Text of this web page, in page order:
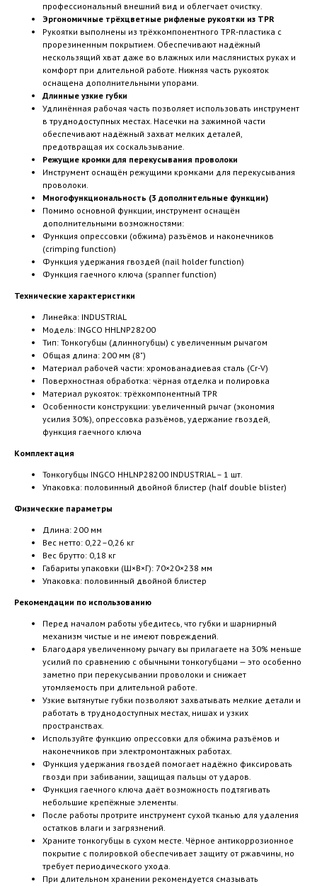
профессиональный внешний вид и облегчает очистку.
Эргономичные трёхцветные рифленые рукоятки из TPR
Рукоятки выполнены из трёхкомпонентного TPR-пластика с
прорезиненным покрытием. Обеспечивают надёжный
нескользящий хват даже во влажных или маслянистых руках и
комфорт при длительной работе. Нижняя часть рукояток
оснащена дополнительными упорами.
Длинные узкие губки
Удлинённая рабочая часть позволяет использовать инструмент
в труднодоступных местах. Насечки на зажимной части
обеспечивают надёжный захват мелких деталей,
предотвращая их соскальзывание.
Режущие кромки для перекусывания проволоки
Инструмент оснащён режущими кромками для перекусывания
проволоки.
Многофункциональность (3 дополнительные функции)
Помимо основной функции, инструмент оснащён
дополнительными возможностями:
Функция опрессовки (обжима) разъёмов и наконечников
(crimping function)
Функция удержания гвоздей (nail holder function)
Функция гаечного ключа (spanner function)
Технические характеристики
Линейка: INDUSTRIAL
Модель: INGCO HHLNP28200
Тип: Тонкогубцы (длинногубцы) с увеличенным рычагом
Общая длина: 200 мм (8")
Материал рабочей части: хромованадиевая сталь (Cr-V)
Поверхностная обработка: чёрная отделка и полировка
Материал рукояток: трёхкомпонентный TPR
Особенности конструкции: увеличенный рычаг (экономия
усилия 30%), опрессовка разъёмов, удержание гвоздей,
функция гаечного ключа
Комплектация
Тонкогубцы INGCO HHLNP28200 INDUSTRIAL – 1 шт.
Упаковка: половинный двойной блистер (half double blister)
Физические параметры
Длина: 200 мм
Вес нетто: 0,22–0,26 кг
Вес брутто: 0,18 кг
Габариты упаковки (Ш×В×Г): 70×20×238 мм
Упаковка: половинный двойной блистер
Рекомендации по использованию
Перед началом работы убедитесь, что губки и шарнирный
механизм чистые и не имеют повреждений.
Благодаря увеличенному рычагу вы прилагаете на 30% меньше
усилий по сравнению с обычными тонкогубцами — это особенно
заметно при перекусывании проволоки и снижает
утомляемость при длительной работе.
Узкие вытянутые губки позволяют захватывать мелкие детали и
работать в труднодоступных местах, нишах и узких
пространствах.
Используйте функцию опрессовки для обжима разъёмов и
наконечников при электромонтажных работах.
Функция удержания гвоздей помогает надёжно фиксировать
гвозди при забивании, защищая пальцы от ударов.
Функция гаечного ключа даёт возможность подтягивать
небольшие крепёжные элементы.
После работы протрите инструмент сухой тканью для удаления
остатков влаги и загрязнений.
Храните тонкогубцы в сухом месте. Чёрное антикоррозионное
покрытие с полировкой обеспечивает защиту от ржавчины, но
требует периодического ухода.
При длительном хранении рекомендуется смазывать